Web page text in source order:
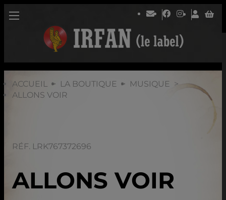
ACCUEIL LA BOUTIQUE
MUSIQUE
ALLONS VOIR
RÉF. LRK767372696
ALLONS VOIR